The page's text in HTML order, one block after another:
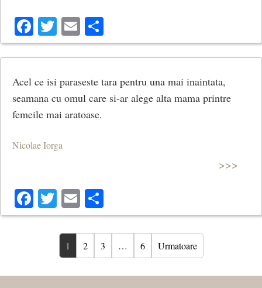
Facebook
Twitter
Email
Acel ce isi paraseste tara pentru una mai inaintata,
seamana cu omul care si-ar alege alta mama printre
femeile mai aratoase.
Nicolae Iorga
>>>
Facebook
Twitter
Email
1 2 3 … 6 Urmatoare